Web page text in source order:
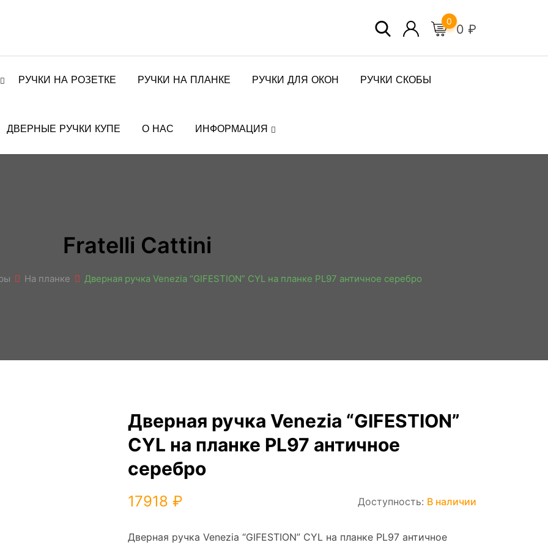
0 ₽
0
РУЧКИ НА РОЗЕТКЕ РУЧКИ НА ПЛАНКЕ РУЧКИ ДЛЯ ОКОН РУЧКИ СКОБЫ
ДВЕРНЫЕ РУЧКИ КУПЕ О НАС ИНФОРМАЦИЯ
Fratelli Cattini
На планке Дверная ручка Venezia “GIFESTION” CYL на планке PL97 античное серебро
Дверная ручка Venezia “GIFESTION”
CYL на планке PL97 античное
серебро
17918 ₽ Доступность: В наличии
Дверная ручка Venezia “GIFESTION” CYL на планке PL97 античное